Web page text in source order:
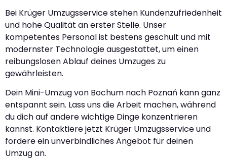
Bei Krüger Umzugsservice stehen Kundenzufriedenheit
und hohe Qualität an erster Stelle. Unser
kompetentes Personal ist bestens geschult und mit
modernster Technologie ausgestattet, um einen
reibungslosen Ablauf deines Umzuges zu
gewährleisten.
Dein Mini-Umzug von Bochum nach Poznań kann ganz
entspannt sein. Lass uns die Arbeit machen, während
du dich auf andere wichtige Dinge konzentrieren
kannst. Kontaktiere jetzt Krüger Umzugsservice und
fordere ein unverbindliches Angebot für deinen
Umzug an.